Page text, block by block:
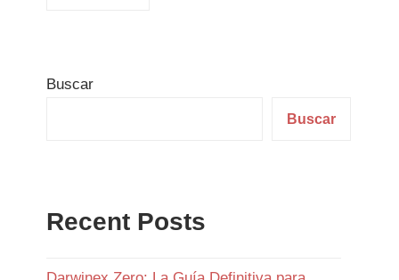
Buscar
Buscar
Recent Posts